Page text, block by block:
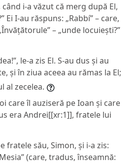
i-a văzut că merg după El,
Ei I-au răspuns: „Rabbí” – care,
– „unde locuiești?”
le-a zis El. S-au dus și au
și în ziua aceea au rămas la El;
al zecelea.
care îl auziseră pe Ioan și care
era Andrei[[xr:1]], fratele lui
fratele său, Simon, și i-a zis:
(care, tradus, înseamnă: